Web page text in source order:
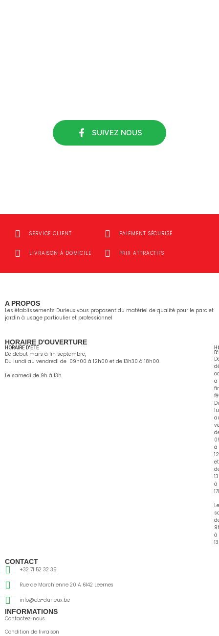
SUIVEZ NOUS
SERVICE CLIENT PAIEMENT SÉCURISÉ
LIVRAISON À DOMICILE PRIX ATTRACTIFS
A PROPOS
Les établissements Durieux vous proposent du matériel de qualité pour le parc et
jardin à usage particulier et professionnel
HORAIRE D'OUVERTURE
HORAIRE D'ÉTÉ
De début mars à fin septembre,
Du lundi au vendredi de 09h00 à 12h00 et de 13h30 à 18h00.
Le samedi de 9h à 13h.
à
à
et
à
Le
à
CONTACT
+32 71 52 32 35
Rue de Marchienne 20 A 6142 Leernes
info@ets-durieux.be
INFORMATIONS
Contactez-nous
Condition de livraison